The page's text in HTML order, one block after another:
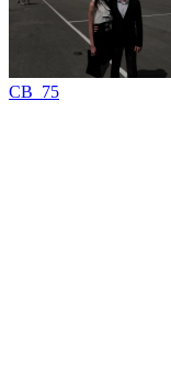
СВ_75